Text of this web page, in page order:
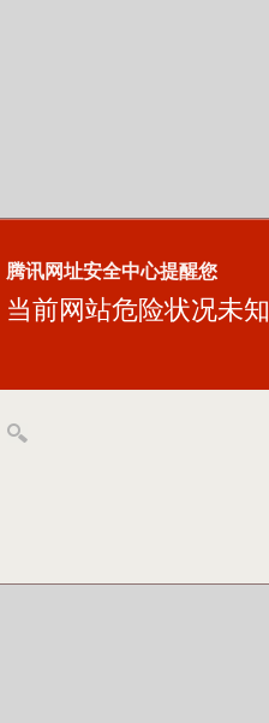
腾讯网址安全中心提醒您
当前网站危险状况未知